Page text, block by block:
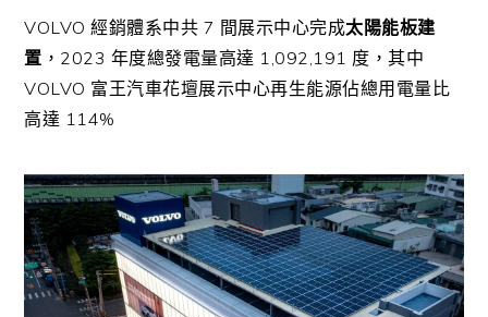
VOLVO 經銷體系中共 7 間展示中心完成太陽能板建
置 ，2023 年度總發電量高達 1,092,191 度，其中
VOLVO 富王汽車花壇展示中心再生能源佔總用電量比
高達 114%